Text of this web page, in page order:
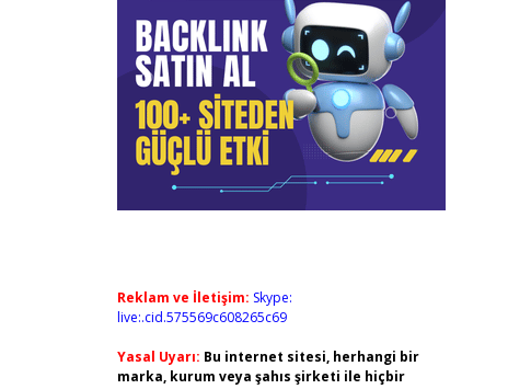
Reklam ve İletişim: Skype:
live:.cid.575569c608265c69
Yasal Uyarı: Bu internet sitesi, herhangi bir
marka, kurum veya şahıs şirketi ile hiçbir